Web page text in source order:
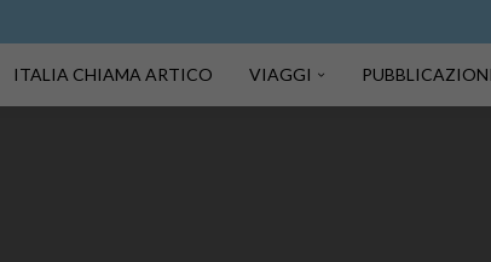
ITALIA CHIAMA ARTICO VIAGGI PUBBLICAZIONI